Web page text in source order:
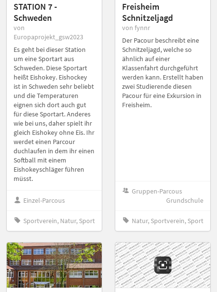
STATION 7 -
Schweden
von
Europaprojekt_gsw2023
Es geht bei dieser Station
um eine Sportart aus
Schweden. Diese Sportart
heißt Eishokey. Eishockey
ist in Schweden sehr beliebt
und die Temperaturen
eignen sich dort auch gut
für diese Sportart. Anderes
wie bei uns, daher spielt ihr
gleich Eishokey ohne Eis. Ihr
werdet einen Parcour
duchlaufen in dem ihr einen
Softball mit einem
Eishokeyschläger führen
müsst.
Einzel-Parcous
Sportverein, Natur, Sport
Freisheim
Schnitzeljagd
von fynnr
Der Pacour beschreibt eine
Schnitzeljagd, welche so
ähnlich auf einer
Klassenfahrt durchgeführt
werden kann. Erstellt haben
zwei Studierende diesen
Pacour für eine Exkursion in
Freisheim.
Gruppen-Parcous
Grundschule
Natur, Sportverein, Sport